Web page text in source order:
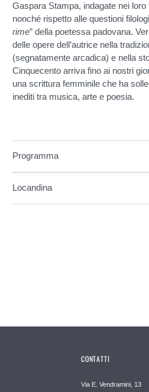
Gaspara Stampa, indagate nei
nonché rispetto alle questioni
rime” della poetessa padovana.
delle opere dell’autrice nella
(segnatamente arcadica) e nella
Cinquecento arriva fino ai nostri
una scrittura femminile che ha
inediti tra musica, arte e poesia.
Programma
Locandina
CONTATTI
Via E. Vendramini, 13